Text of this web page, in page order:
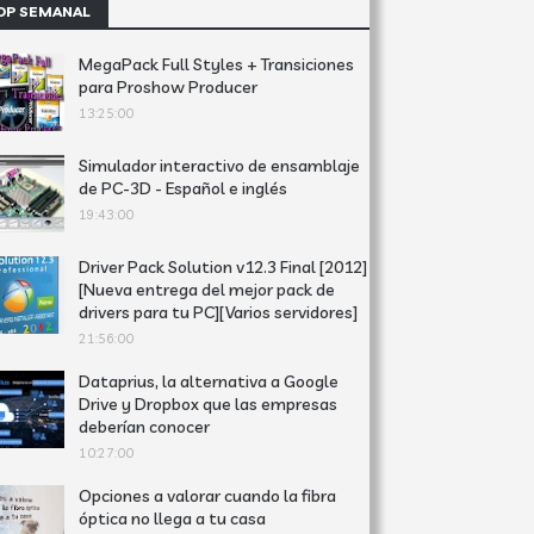
SEMANAL
MegaPack Full Styles + Transiciones
para Proshow Producer
13:25:00
Simulador interactivo de ensamblaje
de PC-3D - Español e inglés
19:43:00
Driver Pack Solution v12.3 Final [2012]
[Nueva entrega del mejor pack de
drivers para tu PC][Varios servidores]
21:56:00
Dataprius, la alternativa a Google
Drive y Dropbox que las empresas
deberían conocer
10:27:00
Opciones a valorar cuando la fibra
óptica no llega a tu casa